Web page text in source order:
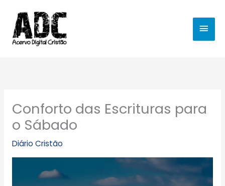
para
conteúdo
Conforto das Escrituras para
o Sábado
Diário Cristão